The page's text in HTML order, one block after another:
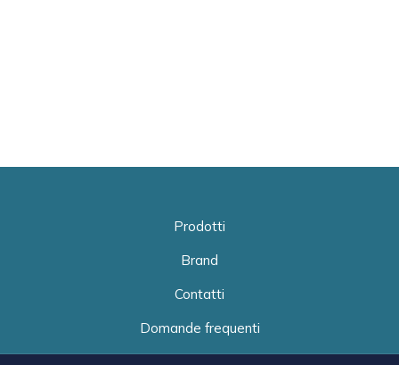
Prodotti
Brand
Contatti
Domande frequenti